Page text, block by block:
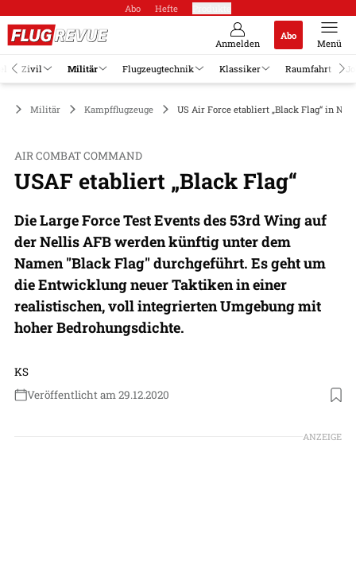
Abo Hefte
Anmelden
Abo
Menü
Zivil Militär Flugzeugtechnik Klassiker Raumfahrt
Militär Kampfflugzeuge US Air Force etabliert „Black Flag“ in
AIR COMBAT COMMAND
USAF etabliert „Black Flag“
Die Large Force Test Events des 53rd Wing auf
der Nellis AFB werden künftig unter dem
Namen "Black Flag" durchgeführt. Es geht um
die Entwicklung neuer Taktiken in einer
realistischen, voll integrierten Umgebung mit
hoher Bedrohungsdichte.
KS
Veröffentlicht am 29.12.2020
Foto: USAF
ANZEIGE